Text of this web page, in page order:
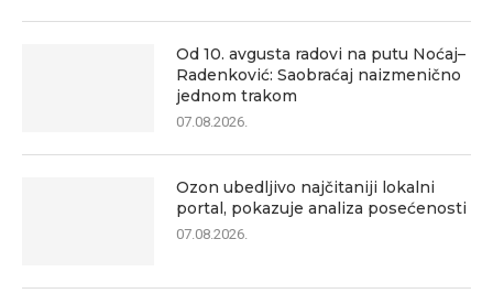
Od 10. avgusta radovi na putu Noćaj–
Radenković: Saobraćaj naizmenično
jednom trakom
07.08.2026.
Ozon ubedljivo najčitaniji lokalni
portal, pokazuje analiza posećenosti
07.08.2026.